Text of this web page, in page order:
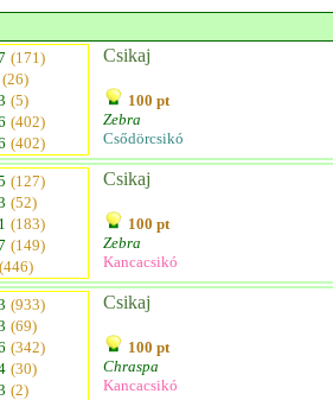
(171)
(26)
(5)
(402)
(402)
Csikaj
100 pt
Zebra
Csődörcsikó
(127)
(52)
(183)
(149)
(446)
Csikaj
100 pt
Zebra
Kancacsikó
(933)
(69)
(342)
(30)
(2)
Csikaj
100 pt
Chraspa
Kancacsikó